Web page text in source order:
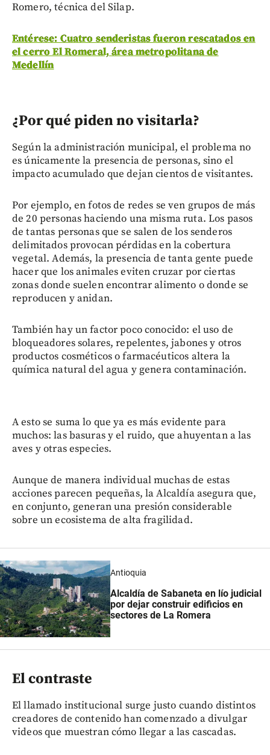
Romero, técnica del Silap.
Entérese: Cuatro senderistas fueron rescatados en
el cerro El Romeral, área metropolitana de
Medellín
¿Por qué piden no visitarla?
Según la administración municipal, el problema no
es únicamente la presencia de personas, sino el
impacto acumulado que dejan cientos de visitantes.
Por ejemplo, en fotos de redes se ven grupos de más
de 20 personas haciendo una misma ruta. Los pasos
de tantas personas que se salen de los senderos
delimitados provocan pérdidas en la cobertura
vegetal. Además, la presencia de tanta gente puede
hacer que los animales eviten cruzar por ciertas
zonas donde suelen encontrar alimento o donde se
reproducen y anidan.
También hay un factor poco conocido: el uso de
bloqueadores solares, repelentes, jabones y otros
productos cosméticos o farmacéuticos altera la
química natural del agua y genera contaminación.
A esto se suma lo que ya es más evidente para
muchos: las basuras y el ruido, que ahuyentan a las
aves y otras especies.
Aunque de manera individual muchas de estas
acciones parecen pequeñas, la Alcaldía asegura que,
en conjunto, generan una presión considerable
sobre un ecosistema de alta fragilidad.
Antioquia
Alcaldía de Sabaneta en lío judicial
por dejar construir edificios en
sectores de La Romera
El contraste
El llamado institucional surge justo cuando distintos
creadores de contenido han comenzado a divulgar
videos que muestran cómo llegar a las cascadas.